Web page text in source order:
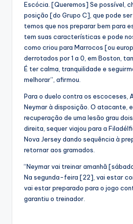
Escócia. [Queremos] Se possível,
posição [do Grupo C], que pode
temos que nos preparar bem para
tem suas características e pode
como criou para Marrocos [ou
derrotados por 1 a 0, em Boston,
É ter calma, tranquilidade e
melhorar”, afirmou.
Para o duelo contra os escoceses,
Neymar à disposição. O atacante,
recuperação de uma lesão grau
direita, sequer viajou para a
Nova Jersey dando sequência à
retornar aos gramados.
“Neymar vai treinar amanhã
Na segunda-feira [22], vai estar
vai estar preparado para o jogo
garantiu o treinador.